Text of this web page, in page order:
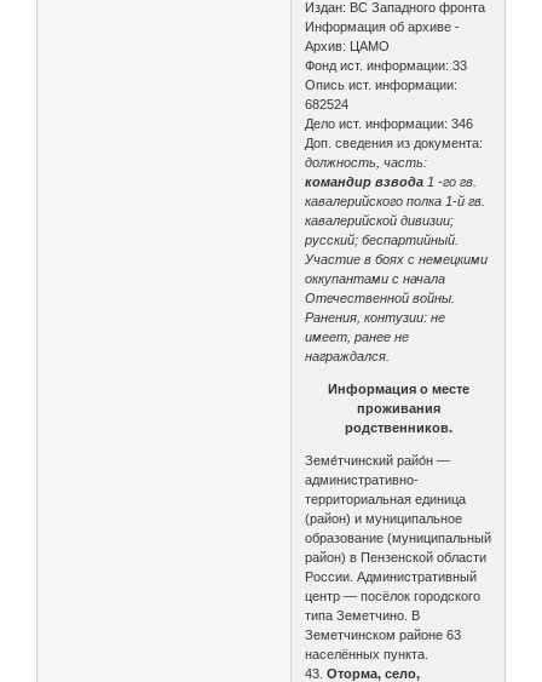
Издан: ВС Западного фронта
Информация об архиве -
Архив: ЦАМО
Фонд ист. информации: 33
Опись ист. информации:
682524
Дело ист. информации: 346
Доп. сведения из документа:
должность, часть:
командир взвода 1 -го гв.
кавалерийского полка 1-й гв.
кавалерийской дивизии;
русский; беспартийный.
Участие в боях с немецкими
оккупантами с начала
Отечественной войны.
Ранения, контузии: не
имеет, ранее не
награждался.
Информация о месте
проживания
родственников.
Земе́тчинский райо́н —
административно-
территориальная единица
(район) и муниципальное
образование (муниципальный
район) в Пензенской области
России. Административный
центр — посёлок городского
типа Земетчино. В
Земетчинском районе 63
населённых пункта.
43. Оторма, село,